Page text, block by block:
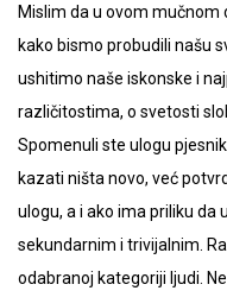
Mislim da u ovom mučnom
kako bismo probudili našu
ushitimo naše iskonske i
različitostima, o svetosti
Spomenuli ste ulogu
kazati ništa novo, već
ulogu, a i ako ima priliku da
sekundarnim i trivijalnim.
odabranoj kategoriji ljudi.